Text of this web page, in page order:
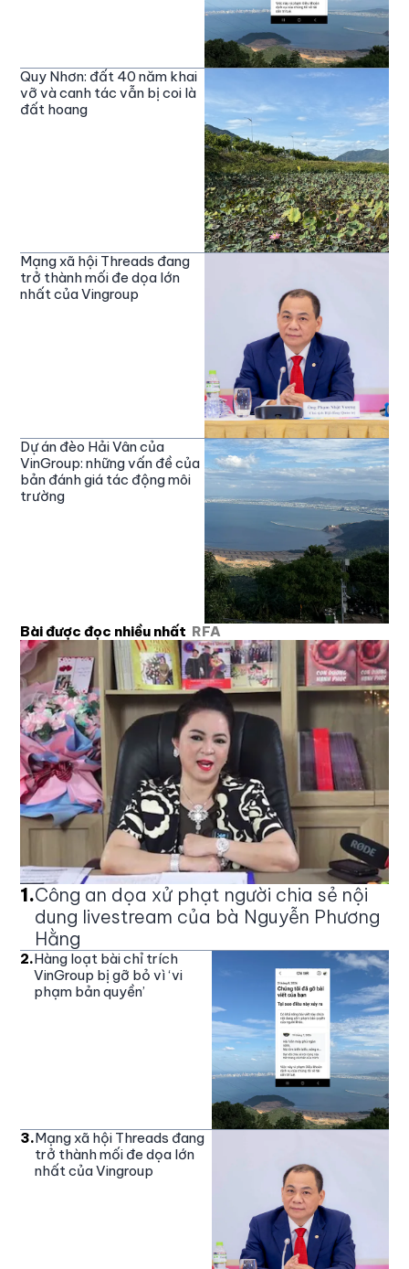
Quy Nhơn: đất 40 năm khai
vỡ và canh tác vẫn bị coi là
đất hoang
Mạng xã hội Threads đang
trở thành mối đe dọa lớn
nhất của Vingroup
Dự án đèo Hải Vân của
VinGroup: những vấn đề của
bản đánh giá tác động môi
trường
Bài được đọc nhiều nhất RFA
1.Công an dọa xử phạt người chia sẻ nội
dung livestream của bà Nguyễn Phương
Hằng
2.Hàng loạt bài chỉ trích
VinGroup bị gỡ bỏ vì ‘vi
phạm bản quyền’
3.Mạng xã hội Threads đang
trở thành mối đe dọa lớn
nhất của Vingroup